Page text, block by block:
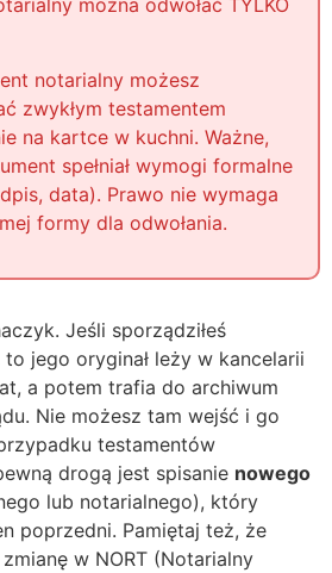
można odwołać TYLKO
notarialny możesz
zwykłym testamentem
na kartce w kuchni. Ważne,
spełniał wymogi formalne
data). Prawo nie wymaga
formy dla odwołania.
Jeśli sporządziłeś
to jego oryginał leży w kancelarii
a potem trafia do archiwum
Nie możesz tam wejść i go
testamentów
drogą jest spisanie nowego
lub notarialnego), który
poprzedni. Pamiętaj też, że
w NORT (Notarialny